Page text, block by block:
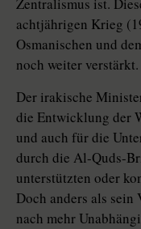
Zentralismus ist.
achtjährigen Krieg
Osmanischen und
noch weiter verstärkt.
Der irakische
die Entwicklung der
und auch für die
durch die Al-Quds-
unterstützten oder
Doch anders als
nach mehr